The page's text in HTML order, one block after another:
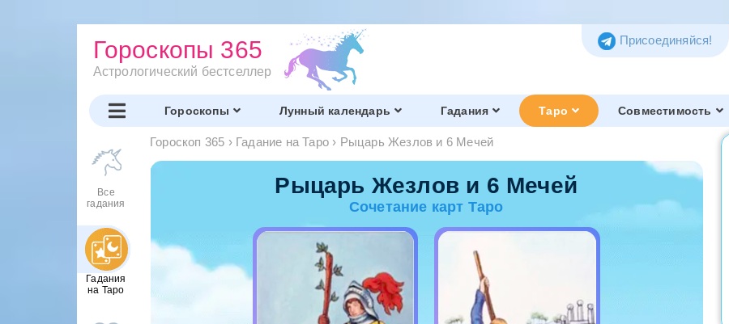
Гороскопы 365
Астрологический бестселлер
Присоединяйся!
Гороскопы Лунный календарь Гадания Таро Совместимость
Все
гадания
Гадания
на Таро
Гороскоп 365 › Гадание на Таро › Рыцарь Жезлов и 6 Мечей
Рыцарь Жезлов и 6 Мечей
Сочетание карт Таро
Таро Тота
Обзор и история